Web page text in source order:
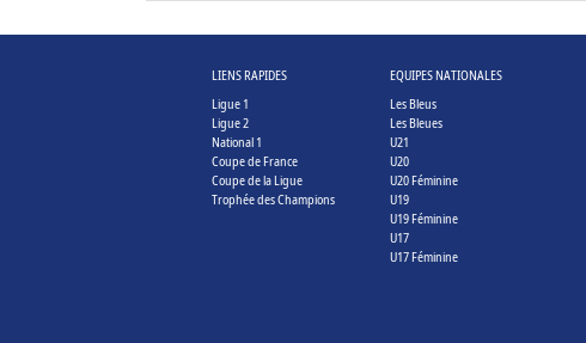
LIENS RAPIDES
Ligue 1
Ligue 2
National 1
Coupe de France
Coupe de la Ligue
Trophée des Champions
EQUIPES NATIONALES
Les Bleus
Les Bleues
U21
U20
U20 Féminine
U19
U19 Féminine
U17
U17 Féminine